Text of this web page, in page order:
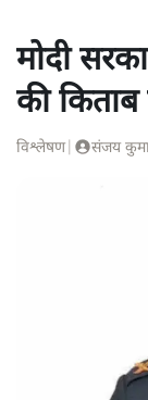
मोदी
की किताब
विश्लेषण| संजय